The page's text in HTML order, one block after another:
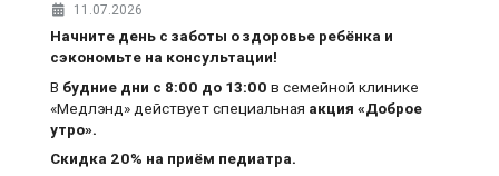
11.07.2026
Начните день с заботы о здоровье ребёнка и
сэкономьте на консультации!
В будние дни с 8:00 до 13:00 в семейной клинике
«Медлэнд» действует специальная акция «Доброе
утро».
Скидка 20% на приём педиатра.